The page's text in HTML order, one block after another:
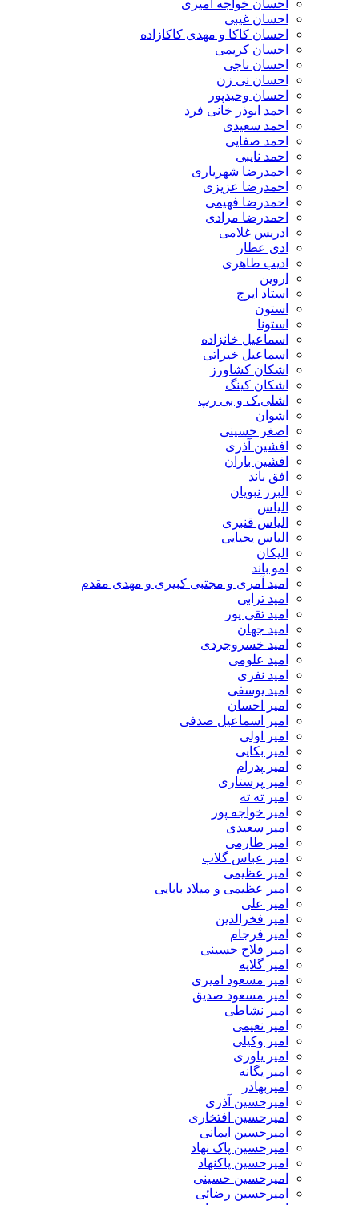
احسان خواجه امیری
احسان غیبی
احسان کاکا و مهدی کاکازاده
احسان کریمی
احسان ناجی
احسان نی زن
احسان وحیدپور
احمد ابوذر خانی فرد
احمد سعیدی
احمد صفایی
احمد نایبی
احمدرضا شهریاری
احمدرضا عزیزی
احمدرضا فهیمی
احمدرضا مرادی
ادریس غلامی
ادی عطار
ادیب طاهری
اروین
استاد ایرج
استون
استونا
اسماعیل خانزاده
اسماعیل خیراتی
اشکان کشاورز
اشکان کینگ
اشلی.ک و بی رپ
اشوان
اصغر حسینی
افشین آذری
افشین باران
افق باند
البرز نبویان
الیاس
الیاس قنبرى
الیاس یحیایی
الیکان
امو باند
امید آمری و مجتبی کبیری و مهدى مقدم
امید ترابی
امید تقی پور
امید جهان
امید خسروجردی
امید علومی
امید نفری
امید یوسفی
امیر احسان
امیر اسماعیل صدفی
امیر اولی
امیر بکایی
امیر پدرام
امیر پرستاری
امیر ته ته
امیر خواجه پور
امیر سعیدی
امیر طارمی
امیر عباس گلاب
امیر عظیمی
امیر عظیمی و میلاد بابایی
امیر علی
امیر فخرالدین
امیر فرجام
امیر فلاح حسینی
امیر گلایه
امیر مسعود امیری
امیر مسعود صدیق
امیر نشاطی
امیر نعیمی
امیر وکیلی
امیر یاوری
امیر یگانه
امیربهادر
امیرحسین آذری
امیرحسین افتخاری
امیرحسین ایمانی
امیرحسین پاک نهاد
امیرحسین پاکنهاد
امیرحسین حسینی
امیرحسین رضائی